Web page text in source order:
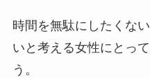
時間を無駄にしたくな
いと考える女性にとっ
う。